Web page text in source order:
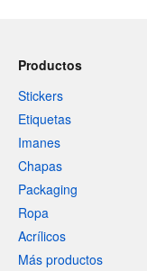
Productos
Stickers
Etiquetas
Imanes
Chapas
Packaging
Ropa
Acrílicos
Más productos